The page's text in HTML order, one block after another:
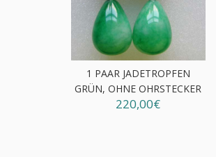
1 PAAR JADETROPFEN
GRÜN, OHNE OHRSTECKER
220,00€